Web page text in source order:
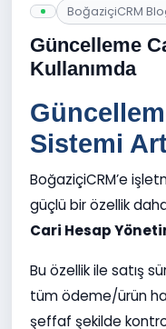
BoğaziçiCRM
Güncelleme
Kullanımda
Sistemi
BoğaziçiCRM’e
güçlü bir özellik
Cari Hesap
Bu özellik ile satış
tüm ödeme/ürün
şeffaf şekilde